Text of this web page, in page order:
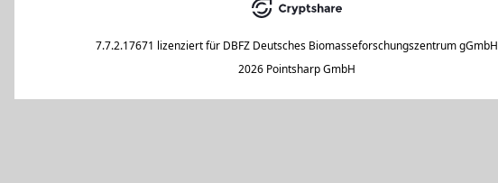
7.7.2.17671 lizenziert für DBFZ Deutsches Biomasseforschungszentrum gGmbH
2026 Pointsharp GmbH